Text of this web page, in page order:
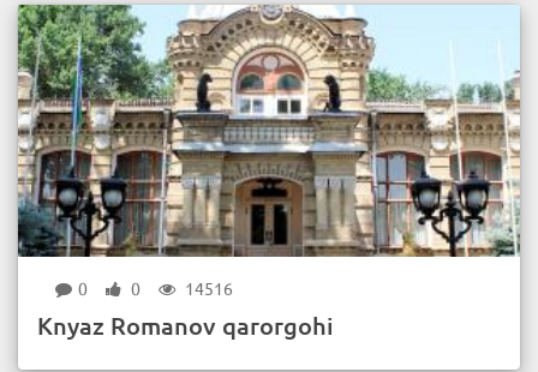
0 0 14516
Knyaz Romanov qarorgohi